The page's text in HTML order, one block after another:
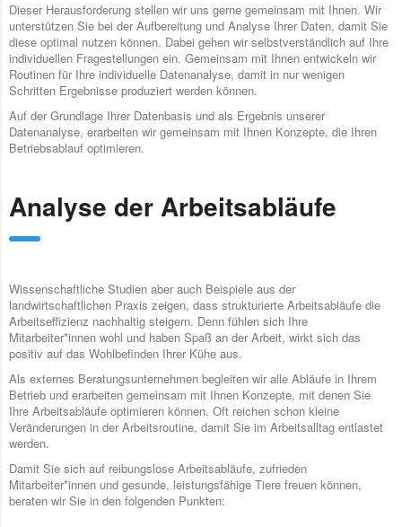
Dieser Herausforderung stellen wir uns gerne gemeinsam mit Ihnen. Wir
unterstützen Sie bei der Aufbereitung und Analyse Ihrer Daten, damit Sie
diese optimal nutzen können. Dabei gehen wir selbstverständlich auf Ihre
individuellen Fragestellungen ein. Gemeinsam mit Ihnen entwickeln wir
Routinen für Ihre individuelle Datenanalyse, damit in nur wenigen
Schritten Ergebnisse produziert werden können.
Auf der Grundlage Ihrer Datenbasis und als Ergebnis unserer
Datenanalyse, erarbeiten wir gemeinsam mit Ihnen Konzepte, die Ihren
Betriebsablauf optimieren.
Analyse der Arbeitsabläufe
Wissenschaftliche Studien aber auch Beispiele aus der
landwirtschaftlichen Praxis zeigen, dass strukturierte Arbeitsabläufe die
Arbeitseffizienz nachhaltig steigern. Denn fühlen sich Ihre
Mitarbeiter*innen wohl und haben Spaß an der Arbeit, wirkt sich das
positiv auf das Wohlbefinden Ihrer Kühe aus.
Als externes Beratungsunternehmen begleiten wir alle Abläufe in Ihrem
Betrieb und erarbeiten gemeinsam mit Ihnen Konzepte, mit denen Sie
Ihre Arbeitsabläufe optimieren können. Oft reichen schon kleine
Veränderungen in der Arbeitsroutine, damit Sie im Arbeitsalltag entlastet
werden.
Damit Sie sich auf reibungslose Arbeitsabläufe, zufrieden
Mitarbeiter*innen und gesunde, leistungsfähige Tiere freuen können,
beraten wir Sie in den folgenden Punkten: